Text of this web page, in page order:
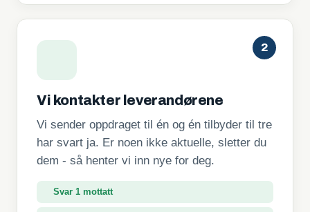
2
Vi kontakter leverandørene
Vi sender oppdraget til én og én tilbyder til tre
har svart ja. Er noen ikke aktuelle, sletter du
dem - så henter vi inn nye for deg.
Svar 1 mottatt